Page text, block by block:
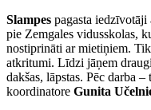
Slampes pagasta
pie Zemgales vidusskolas,
nostiprināti ar mietiņiem.
atkritumi. Līdzi jāņem
dakšas, lāpstas. Pēc darba
koordinatore Gunita